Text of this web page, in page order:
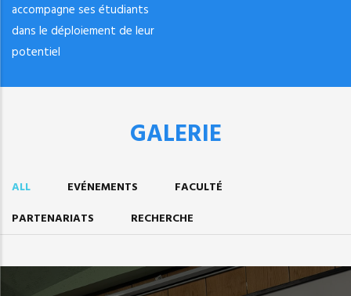
accompagne ses étudiants
dans le déploiement de leur
potentiel
GALERIE
ALL EVÉNEMENTS
FACULTÉ
PARTENARIATS
RECHERCHE